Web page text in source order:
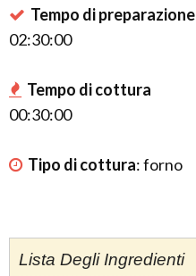
Tempo di preparazione
02:30:00
Tempo di cottura
00:30:00
Tipo di cottura:forno
Lista Degli Ingredienti